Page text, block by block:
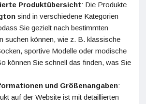
Produktübersicht: Die Produkte
sind in verschiedene Kategorien
Sie gezielt nach bestimmten
suchen können, wie z. B. klassische
sportive Modelle oder modische
können Sie schnell das finden, was Sie
und Größenangaben:
auf der Website ist mit detaillierten